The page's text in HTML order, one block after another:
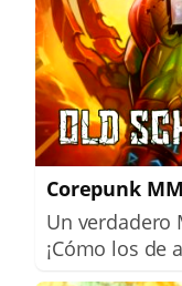
Corepunk
Un verdadero
¡Cómo los de